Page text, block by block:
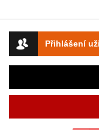
Přihlášení